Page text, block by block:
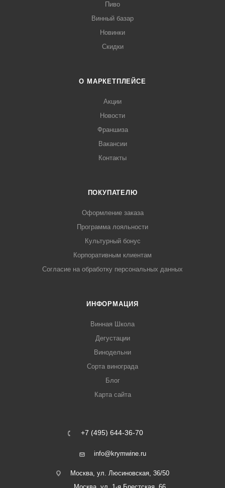
Пиво
Винный базар
Новинки
Скидки
О МАРКЕТПЛЕЙСЕ
Акции
Новости
Франшиза
Вакансии
Контакты
ПОКУПАТЕЛЮ
Оформление заказа
Программа лояльности
Культурный бонус
Корпоративным клиентам
Согласие на обработку персональных данных
ИНФОРМАЦИЯ
Винная Школа
Дегустации
Винодельни
Сорта винограда
Блог
Карта сайта
+7 (495) 644-36-70
info@krymwine.ru
Москва, ул. Люсиновская, 36/50